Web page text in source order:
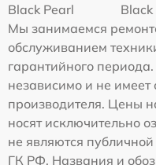
Black Pearl
Black
Мы занимаемся
обслуживанием
гарантийного
независимо и не
производителя. Цены
носят исключительно
не являются
ГК РФ. Названия и